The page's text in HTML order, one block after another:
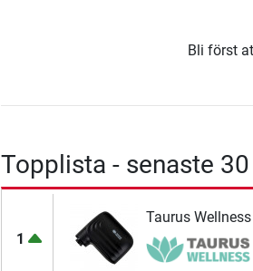
Bli först
Topplista - senaste
1
Taurus